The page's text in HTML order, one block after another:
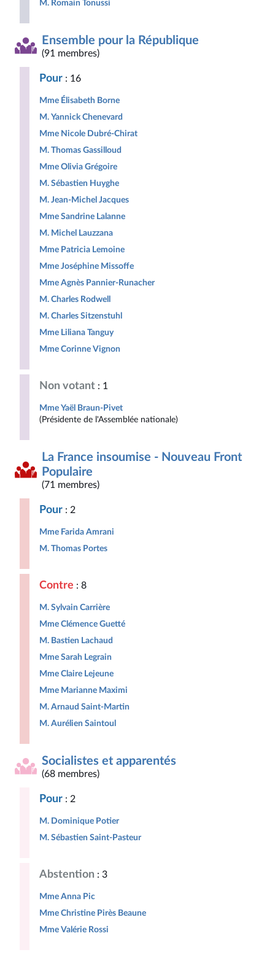
M. Romain Tonussi
Ensemble pour la République
(91 membres)
Pour : 16
Mme Élisabeth Borne
M. Yannick Chenevard
Mme Nicole Dubré-Chirat
M. Thomas Gassilloud
Mme Olivia Grégoire
M. Sébastien Huyghe
M. Jean-Michel Jacques
Mme Sandrine Lalanne
M. Michel Lauzzana
Mme Patricia Lemoine
Mme Joséphine Missoffe
Mme Agnès Pannier-Runacher
M. Charles Rodwell
M. Charles Sitzenstuhl
Mme Liliana Tanguy
Mme Corinne Vignon
Non votant : 1
Mme Yaël Braun-Pivet
(Présidente de l'Assemblée nationale)
La France insoumise - Nouveau Front
Populaire
(71 membres)
Pour : 2
Mme Farida Amrani
M. Thomas Portes
Contre : 8
M. Sylvain Carrière
Mme Clémence Guetté
M. Bastien Lachaud
Mme Sarah Legrain
Mme Claire Lejeune
Mme Marianne Maximi
M. Arnaud Saint-Martin
M. Aurélien Saintoul
Socialistes et apparentés
(68 membres)
Pour : 2
M. Dominique Potier
M. Sébastien Saint-Pasteur
Abstention : 3
Mme Anna Pic
Mme Christine Pirès Beaune
Mme Valérie Rossi